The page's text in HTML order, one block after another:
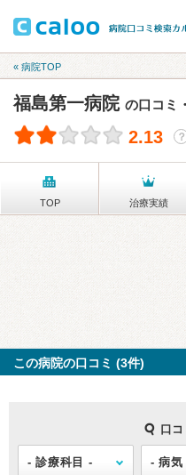
« 病院TOP
福島第一病院 の口コミ
2.13 ？
TOP 治療実績
この病院の口コミ (3件)
口